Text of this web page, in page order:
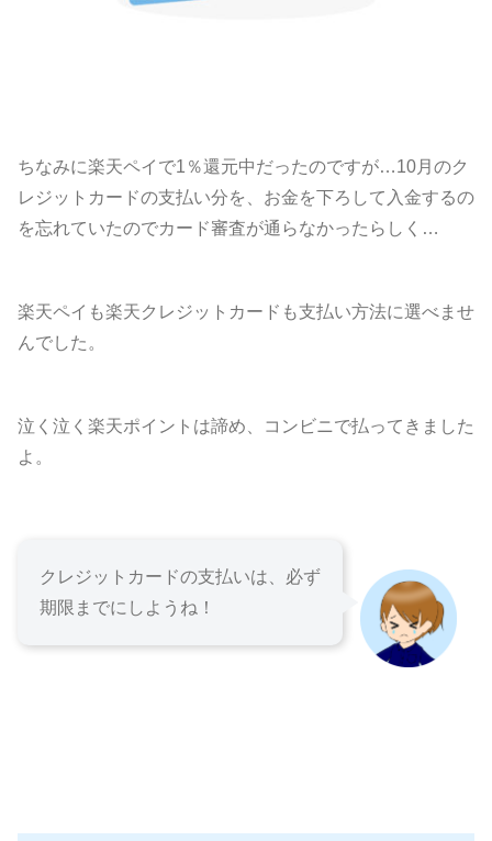
ちなみに楽天ペイで1％還元中だったのですが…10月のク
レジットカードの支払い分を、お金を下ろして入金するの
を忘れていたのでカード審査が通らなかったらしく…
楽天ペイも楽天クレジットカードも支払い方法に選べませ
んでした。
泣く泣く楽天ポイントは諦め、コンビニで払ってきました
よ。
クレジットカードの支払いは、必ず
期限までにしようね！